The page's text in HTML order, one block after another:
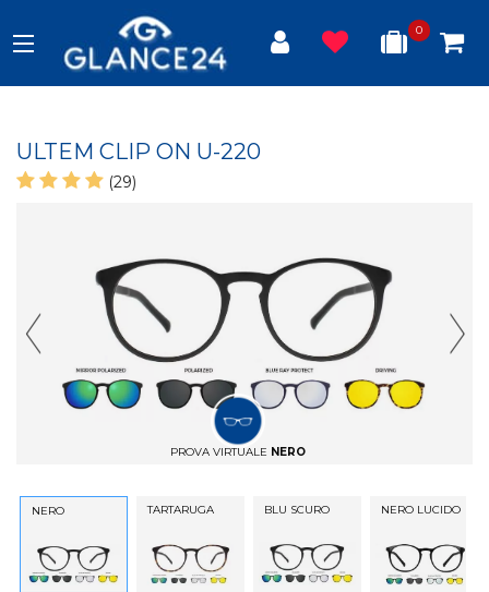
0
ULTEM CLIP ON U-220
(29)
PROVA VIRTUALE NERO
Previous Slide
NERO TARTARUGA BLU SCURO NERO LUCIDO